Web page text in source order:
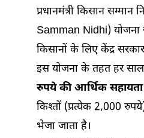
प्रधानमंत्री किसान सम्मान
Samman Nidhi) योजना
किसानों के लिए केंद्र
इस योजना के तहत हर
रुपये की आर्थिक सहायता
किश्तों (प्रत्येक 2,000
भेजा जाता है।